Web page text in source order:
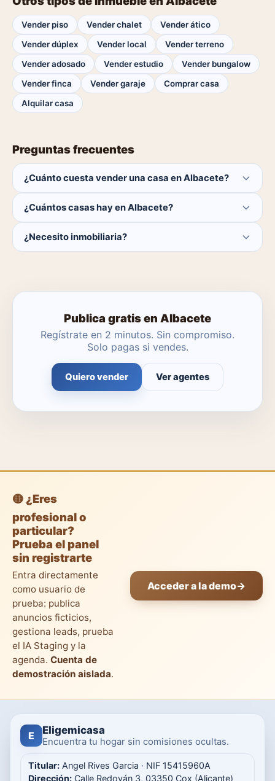
Vender piso Vender chalet
Vender ático
Vender dúplex
Vender local
Vender terreno
Vender adosado
Vender estudio
Vender bungalow
Vender finca
Vender garaje
Comprar casa
Alquilar casa
Preguntas frecuentes
¿Cuánto cuesta vender una casa en Albacete?
cierra la venta.
¿Cuántos casas hay en Albacete?
catálogo se actualiza a diario.
¿Necesito inmobiliaria?
Publica gratis en Albacete
Regístrate en 2 minutos. Sin compromiso.
Solo pagas si vendes.
Quiero vender Ver agentes
🟡 ¿Eres
profesional o
particular?
Prueba el panel
sin registrarte
Entra directamente
como usuario de
prueba: publica
anuncios ficticios,
gestiona leads, prueba
el IA Staging y la
agenda. Cuenta de
demostración aislada.
Acceder a la demo→
E Eligemicasa
Encuentra tu hogar sin comisiones ocultas.
Titular: Angel Rives Garcia · NIF 15415960A
Dirección: Calle Redován 3, 03350 Cox (Alicante)